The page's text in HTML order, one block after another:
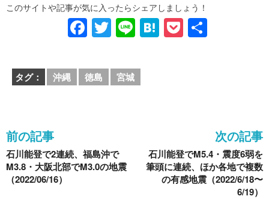
このサイトや記事が気に入ったらシェアしましょう！
F
a
c
e
o
k
T
wi
tt
er
Li
n
e
H
at
P
o
タグ： 沖縄 徳島 宮城
前の記事
石川能登で2連続、福島沖で
M3.8・大阪北部でM3.0の地震
（2022/06/16）
次の記事
石川能登でM5.4・震度6弱を
筆頭に連続、ほか各地で複数
の有感地震（2022/6/18〜
6/19）